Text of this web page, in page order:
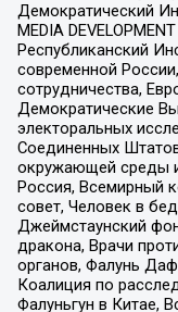
Демократический
MEDIA
Республиканский
современной
сотрудничества,
Демократические
электоральных
Соединенных
окружающей среды
Россия, Всемирный
совет, Человек в
Джеймстаунский
дракона, Врачи
органов, Фалунь
Коалиция по
Фалуньгун в Китае,